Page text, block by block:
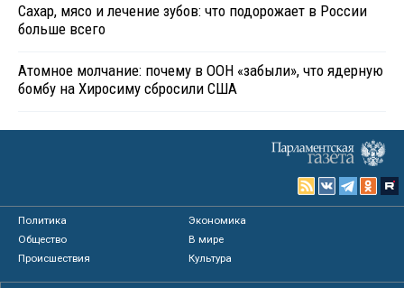
Сахар, мясо и лечение зубов: что подорожает в России
больше всего
Атомное молчание: почему в ООН «забыли», что ядерную
бомбу на Хиросиму сбросили США
Политика
Экономика
Общество
В мире
Происшествия
Культура